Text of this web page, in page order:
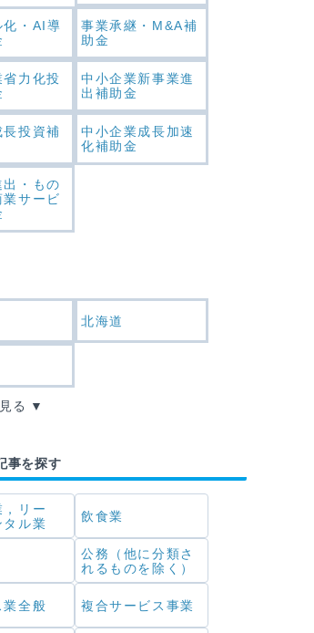
化・AI導
事業承継・M&A補
助金
力化投
中小企業新事業進
出補助金
長投資補
中小企業成長加速
化補助金
出・もの
サービ
北海道
る
事を探す
リー
タル業
飲食業
公務（他に分類さ
れるものを除く）
業全般 複合サービス事業